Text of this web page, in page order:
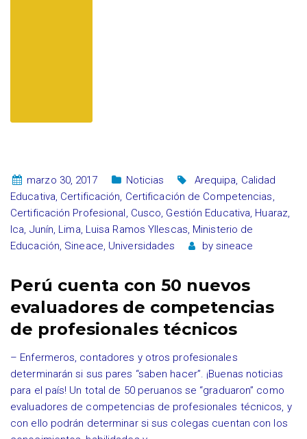
marzo 30, 2017 Noticias Arequipa, Calidad
Educativa, Certificación, Certificación de Competencias,
Certificación Profesional, Cusco, Gestión Educativa, Huaraz,
Ica, Junín, Lima, Luisa Ramos Yllescas, Ministerio de
Educación, Sineace, Universidades by sineace
Perú cuenta con 50 nuevos
evaluadores de competencias
de profesionales técnicos
– Enfermeros, contadores y otros profesionales
determinarán si sus pares “saben hacer”. ¡Buenas noticias
para el país! Un total de 50 peruanos se “graduaron” como
evaluadores de competencias de profesionales técnicos, y
con ello podrán determinar si sus colegas cuentan con los